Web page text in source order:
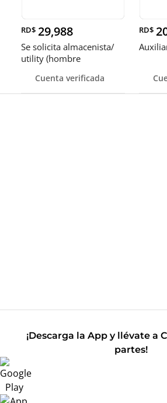
RD$ 29,988
Se solicita almacenista/
utility (hombre
Cuenta verificada
RD$
¡Descarga la App y llévate a
partes!